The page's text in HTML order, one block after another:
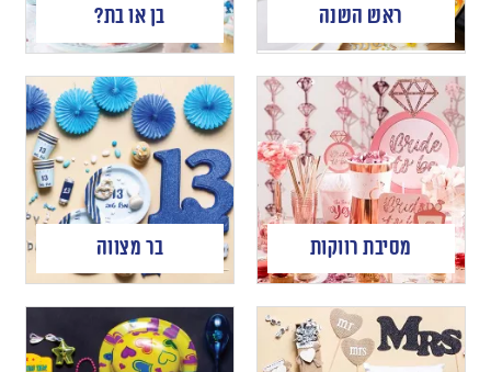
ראש השנה בן או בת?
מסיבת רווקות בר מצווה